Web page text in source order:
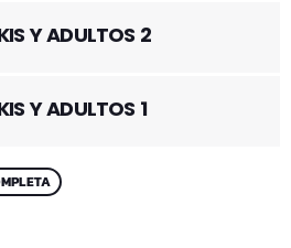
Y ADULTOS 1
Y ADULTOS 2